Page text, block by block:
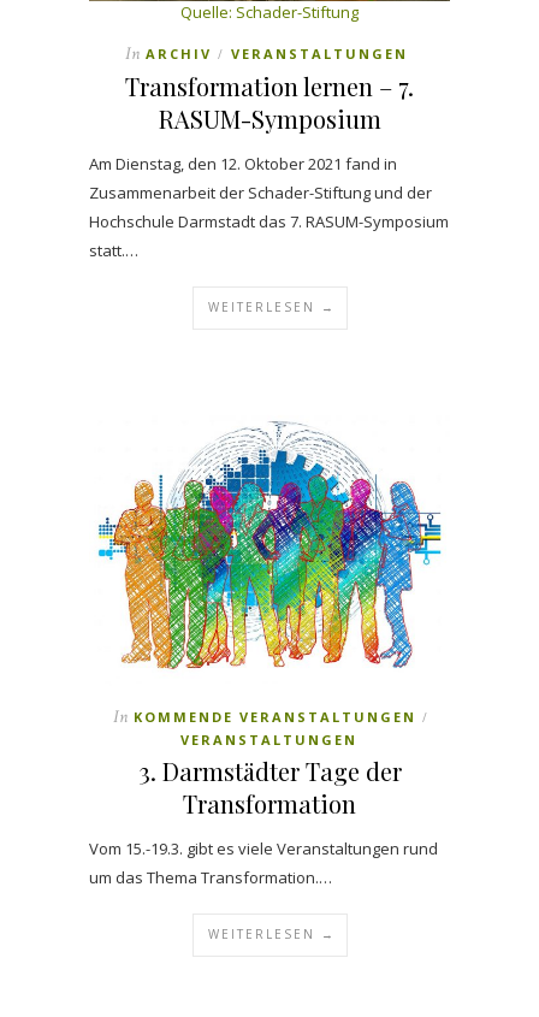
Quelle: Schader-Stiftung
In ARCHIV / VERANSTALTUNGEN
Transformation lernen – 7.
RASUM-Symposium
Am Dienstag, den 12. Oktober 2021 fand in
Zusammenarbeit der Schader-Stiftung und der
Hochschule Darmstadt das 7. RASUM-Symposium
statt.…
WEITERLESEN →
In KOMMENDE VERANSTALTUNGEN /
VERANSTALTUNGEN
3. Darmstädter Tage der
Transformation
Vom 15.-19.3. gibt es viele Veranstaltungen rund
um das Thema Transformation.…
WEITERLESEN →